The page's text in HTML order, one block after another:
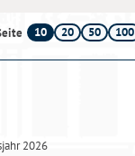
10 20 50 100
2026